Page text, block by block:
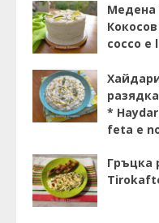
Медена
cocco e
*
feta e
Гръцка